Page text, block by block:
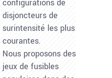
configurations de
disjoncteurs de
surintensité les plus
courantes.
Nous proposons des
jeux de fusibles